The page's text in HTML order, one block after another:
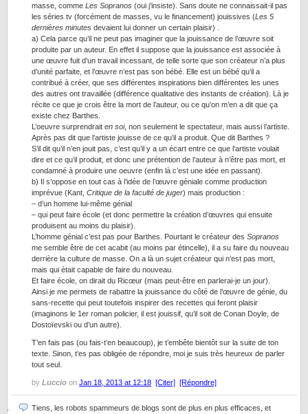
masse, comme Les Sopranos (oui j’insiste). Sans doute ne connaissait-il pas
les séries tv (forcément de masses, vu le financement) jouissives (Les 5
dernières minutes devaient lui donner un certain plaisir) .
a) Cela parce qu’il ne peut pas imaginer que la jouissance de l’œuvre soit
produite par un auteur. En effet il suppose que la jouissance est associée à
une œuvre fuit d’un travail incessant, de telle sorte que son créateur n’a plus
d’unité parfaite, et l’œuvre n’est pas son bébé. Elle est un bébé qu’il a
contribué à créer, que ses différentes inspirations bien différentes les unes
des autres ont travaillée (différence qualitative des instants de création). Là je
récite ce que je crois être la mort de l’auteur, ou ce qu’on m’en a dit que ça
existe chez Barthes.
L’oeuvre surprendrait en soi, non seulement le spectateur, mais aussi l’artiste.
Après pas dit que l’artiste jouisse de ce qu’il a produit. Que dit Barthes ?
S’il dit qu’il n’en jouit pas, c’est qu’il y a un écart entre ce que l’artiste voulait
dire et ce qu’il produit, et donc une prétention de l’auteur à n’être pas mort, et
condamné à produire une oeuvre (enfin là c’est une idée en passant).
b) Il s’oppose en tout cas à l’idée de l’œuvre géniale comme production
imprévue (Kant, Critique de la faculté de juger) mais production :
– d’un homme lui-même génial
– qui peut faire école (et donc permettre la création d’œuvres qui ensuite
produisent au moins du plaisir).
L’homme génial c’est pas pour Barthes. Pourtant le créateur des Sopranos
me semble être de cet acabit (au moins par étincelle), il a su faire du nouveau
derrière la culture de masse. On a là un sujet créateur qui n’est pas mort,
mais qui était capable de faire du nouveau.
Et faire école, on dirait du Ricœur (mais peut-être en parlerai-je un jour).
Ainsi je me permets de rabattre la jouissance du côté de l’œuvre de génie, du
sans-recette qui peut toutefois inspirer des recettes qui feront plaisir
(imaginons le 1er roman policier, il est jouissif, qu’il soit de Conan Doyle, de
Dostoïevski ou d’un autre).
T’en fais pas (ou fais-t’en beaucoup), je t’embête bientôt sur la suite de ton
texte. Sinon, t’es pas obligée de répondre, moi je suis très heureux de parler
tout seul.
by Luccio on Jan 18, 2013 at 12:18 [Citer] [Répondre]
Tiens, les robots spammeurs de blogs sont de plus en plus efficaces, et